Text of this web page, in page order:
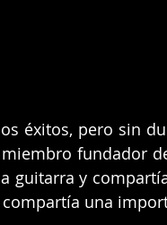
éxitos, pero sin
fundador
guitarra y
una